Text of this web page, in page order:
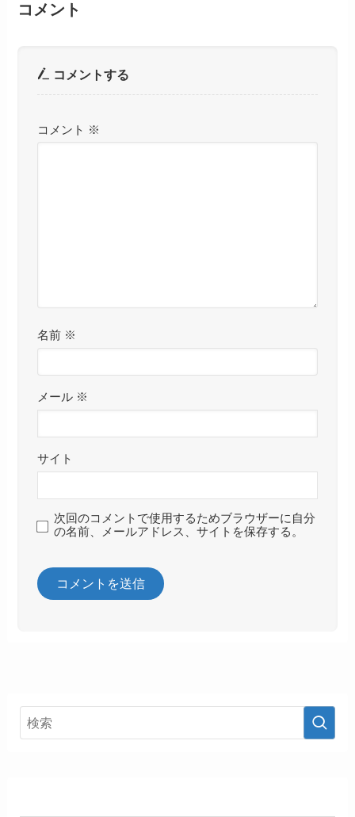
コメント
コメントする
コメント ※
名前 ※
メール ※
サイト
次回のコメントで使用するためブラウザーに自分
の名前、メールアドレス、サイトを保存する。